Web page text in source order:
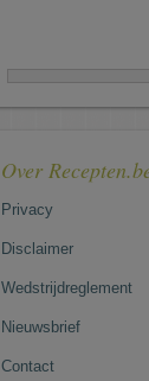
Over
Privacy
Disclaimer
Wedstrijdreglement
Nieuwsbrief
Contact